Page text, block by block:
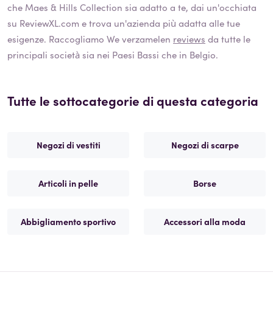
che Maes & Hills Collection sia adatto a te, dai un'occhiata
su ReviewXL.com e trova un'azienda più adatta alle tue
esigenze. Raccogliamo We verzamelen reviews da tutte le
principali società sia nei Paesi Bassi che in Belgio.
Tutte le sottocategorie di questa categoria
Negozi di vestiti Negozi di scarpe
Articoli in pelle Borse
Abbigliamento sportivo Accessori alla moda